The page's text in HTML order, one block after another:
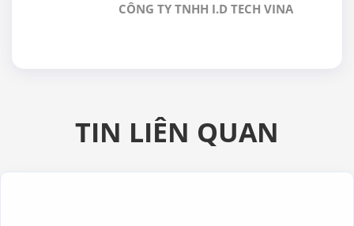
VIỆT NAM
CÔNG TY TNHH I.D TECH VINA
TIN LIÊN QUAN